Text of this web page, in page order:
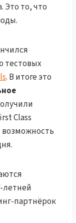
Это то, что
тестовых
. В итоге это
Class
летней
партнёрок